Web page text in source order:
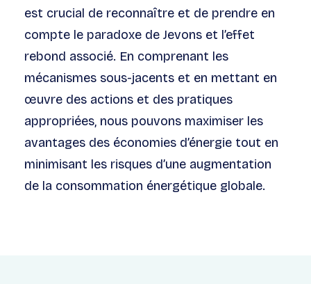
est crucial de reconnaître et de prendre en
compte le paradoxe de Jevons et l’effet
rebond associé. En comprenant les
mécanismes sous-jacents et en mettant en
œuvre des actions et des pratiques
appropriées, nous pouvons maximiser les
avantages des économies d’énergie tout en
minimisant les risques d’une augmentation
de la consommation énergétique globale.